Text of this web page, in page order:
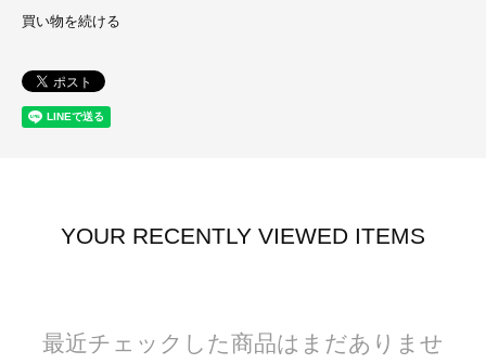
買い物を続ける
YOUR RECENTLY VIEWED ITEMS
最近チェックした商品はまだありませ